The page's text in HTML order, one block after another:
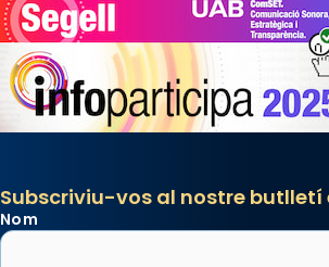
Subscriviu-vos al nostre butlletí
Nom